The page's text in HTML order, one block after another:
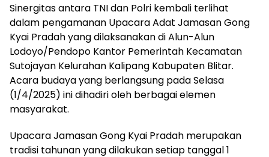
Sinergitas antara TNI dan Polri kembali terlihat
dalam pengamanan Upacara Adat Jamasan Gong
Kyai Pradah yang dilaksanakan di Alun-Alun
Lodoyo/Pendopo Kantor Pemerintah Kecamatan
Sutojayan Kelurahan Kalipang Kabupaten Blitar.
Acara budaya yang berlangsung pada Selasa
(1/4/2025) ini dihadiri oleh berbagai elemen
masyarakat.
Upacara Jamasan Gong Kyai Pradah merupakan
tradisi tahunan yang dilakukan setiap tanggal 1